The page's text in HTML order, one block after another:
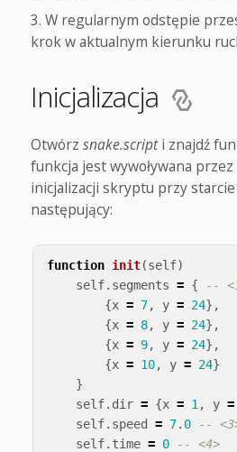
W regularnym odstępie
krok w aktualnym kierunku
Inicjalizacja
Otwórz snake.scripti znajdź
funkcja jest wywoływana
inicjalizacji skryptu przy
następujący:
function init(self)
self. segments = {
--
{x = 7, y = 24},
{x = 8, y = 24},
{x = 9, y = 24},
{x = 10, y = 24}
}
self. dir = {x = 1 , y =
self. speed = 7. 0
--
self. time = 0
-- <4>